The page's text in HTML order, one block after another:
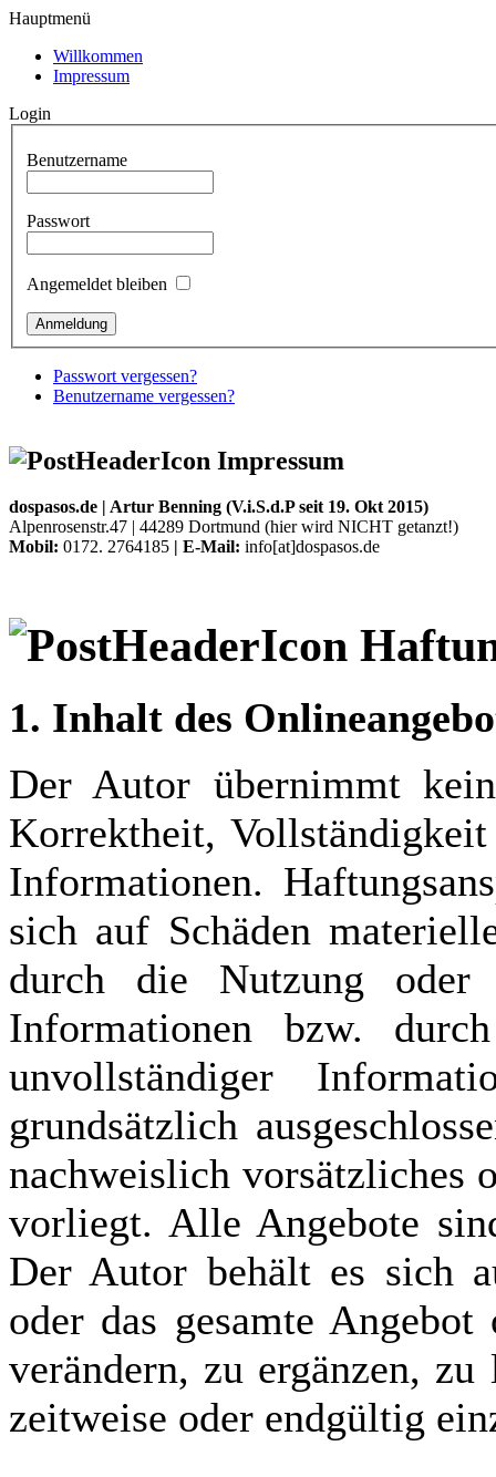
Hauptmenü
Willkommen
Impressum
Login
Benutzername
Passwort
Angemeldet bleiben
Passwort vergessen?
Benutzername vergessen?
Impressum
dospasos.de | Artur Benning (V.i.S.d.P seit 19. Okt 2015)
Alpenrosenstr.47 | 44289 Dortmund (hier wird NICHT getanzt!)
Mobil: 0172. 2764185 | E-Mail: info[at]dospasos.de
1. Inhalt des
Der Autor übernimmt
Korrektheit,
Informationen.
sich auf Schäden
durch die Nutzung oder
Informationen bzw.
unvollständiger
grundsätzlich
nachweislich vorsätzliches
vorliegt. Alle Angebote
Der Autor behält es sich
oder das gesamte
verändern, zu ergänzen,
zeitweise oder endgültig